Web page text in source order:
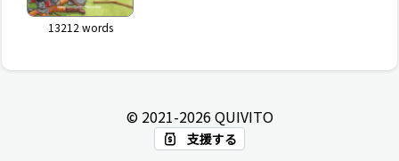
13212 words
© 2021-2026QUIVITO
支援する